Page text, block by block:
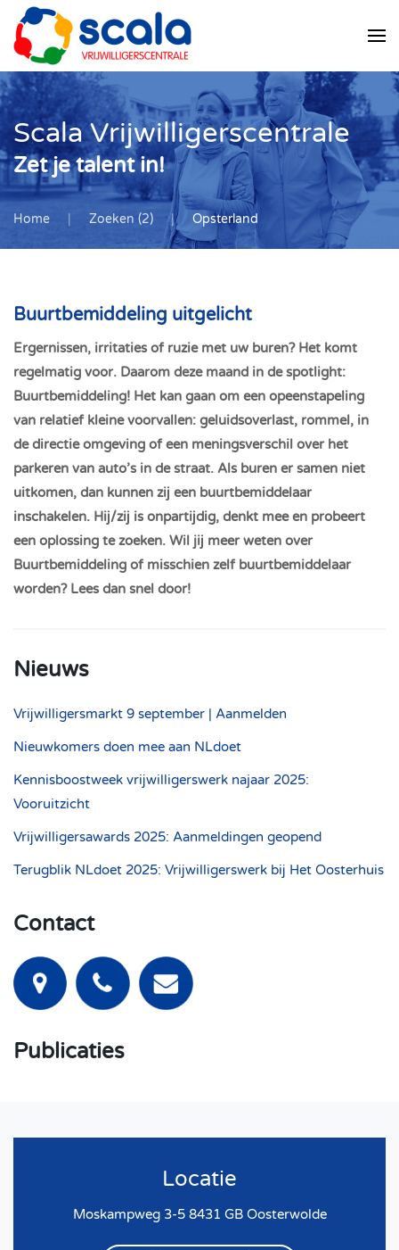
Skip
to
main
content
Scala Vrijwilligerscentrale
Zet je talent in!
Home Zoeken (2) Opsterland
Buurtbemiddeling uitgelicht
Ergernissen, irritaties of ruzie met uw buren? Het komt
regelmatig voor. Daarom deze maand in de spotlight:
Buurtbemiddeling! Het kan gaan om een opeenstapeling
van relatief kleine voorvallen: geluidsoverlast, rommel, in
de directie omgeving of een meningsverschil over het
parkeren van auto’s in de straat. Als buren er samen niet
uitkomen, dan kunnen zij een buurtbemiddelaar
inschakelen. Hij/zij is onpartijdig, denkt mee en probeert
een oplossing te zoeken. Wil jij meer weten over
Buurtbemiddeling of misschien zelf buurtbemiddelaar
worden? Lees dan snel door!
Nieuws
Vrijwilligersmarkt 9 september | Aanmelden
Nieuwkomers doen mee aan NLdoet
Kennisboostweek vrijwilligerswerk najaar 2025:
Vooruitzicht
Vrijwilligersawards 2025: Aanmeldingen geopend
Terugblik NLdoet 2025: Vrijwilligerswerk bij Het Oosterhuis
Contact
Publicaties
Locatie
Moskampweg 3-5 8431 GB Oosterwolde